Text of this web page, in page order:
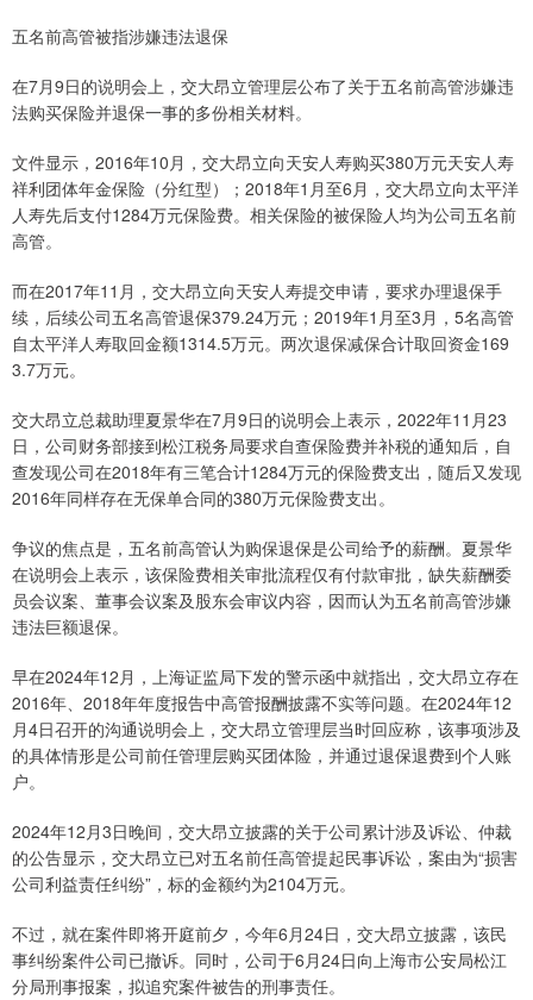
五名前高管被指涉嫌违法退保
在7月9日的说明会上，交大昂立管理层公布了关于五名前高管涉嫌违
法购买保险并退保一事的多份相关材料。
文件显示，2016年10月，交大昂立向天安人寿购买380万元天安人寿
祥利团体年金保险（分红型）；2018年1月至6月，交大昂立向太平洋
人寿先后支付1284万元保险费。相关保险的被保险人均为公司五名前
高管。
而在2017年11月，交大昂立向天安人寿提交申请，要求办理退保手
续，后续公司五名高管退保379.24万元；2019年1月至3月，5名高管
自太平洋人寿取回金额1314.5万元。两次退保减保合计取回资金169
3.7万元。
交大昂立总裁助理夏景华在7月9日的说明会上表示，2022年11月23
日，公司财务部接到松江税务局要求自查保险费并补税的通知后，自
查发现公司在2018年有三笔合计1284万元的保险费支出，随后又发现
2016年同样存在无保单合同的380万元保险费支出。
争议的焦点是，五名前高管认为购保退保是公司给予的薪酬。夏景华
在说明会上表示，该保险费相关审批流程仅有付款审批，缺失薪酬委
员会议案、董事会议案及股东会审议内容，因而认为五名前高管涉嫌
违法巨额退保。
早在2024年12月，上海证监局下发的警示函中就指出，交大昂立存在
2016年、2018年年度报告中高管报酬披露不实等问题。在2024年12
月4日召开的沟通说明会上，交大昂立管理层当时回应称，该事项涉及
的具体情形是公司前任管理层购买团体险，并通过退保退费到个人账
户。
2024年12月3日晚间，交大昂立披露的关于公司累计涉及诉讼、仲裁
的公告显示，交大昂立已对五名前任高管提起民事诉讼，案由为“损害
公司利益责任纠纷”，标的金额约为2104万元。
不过，就在案件即将开庭前夕，今年6月24日，交大昂立披露，该民
事纠纷案件公司已撤诉。同时，公司于6月24日向上海市公安局松江
分局刑事报案，拟追究案件被告的刑事责任。